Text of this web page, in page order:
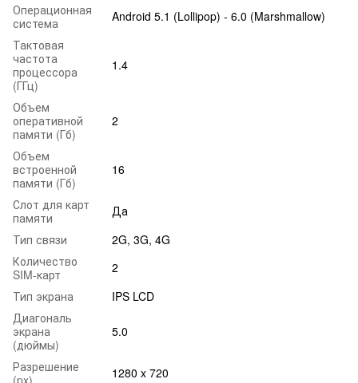
Операционная
система
Android 5.1 (Lollipop) - 6.0 (Marshmallow)
Тактовая
частота
процессора
(ГГц)
1.4
Объем
оперативной
памяти (Гб)
2
Объем
встроенной
памяти (Гб)
16
Слот для карт
памяти
Да
Тип связи
2G, 3G, 4G
Количество
SIM-карт
2
Тип экрана
IPS LCD
Диагональ
экрана
(дюймы)
5.0
Разрешение
(px)
1280 x 720